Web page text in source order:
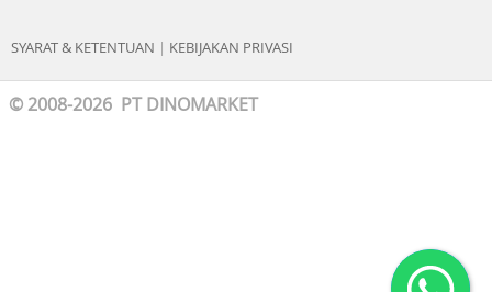
SYARAT & KETENTUAN | KEBIJAKAN PRIVASI
© 2008-2026 PT DINOMARKET